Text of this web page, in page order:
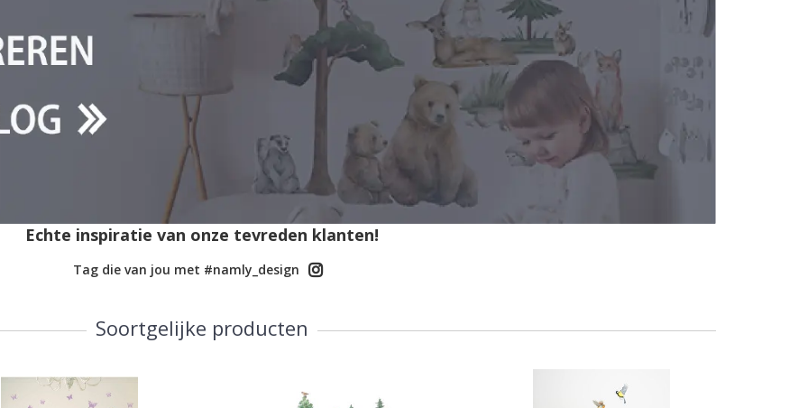
Echte inspiratie van onze tevreden klanten!
Tag die van jou met #namly_design
Soortgelijke producten